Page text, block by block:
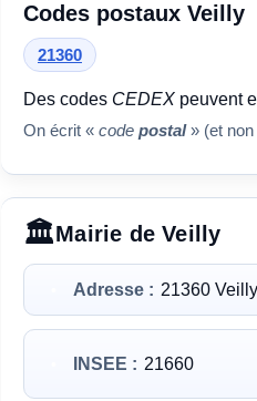
Codes postaux Veilly
21360
Des codes CEDEX peuvent
On écrit « code postal» (et non
Mairie de Veilly
Adresse : 21360 Veilly
INSEE : 21660